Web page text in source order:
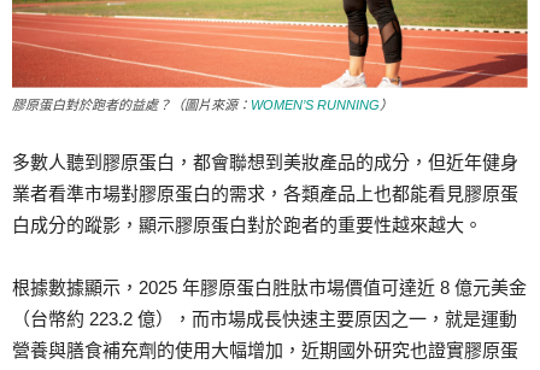
膠原蛋白對於跑者的益處？（圖片來源： WOMEN’S RUNNING ）
多數人聽到膠原蛋白，都會聯想到美妝產品的成分，但近年健身
業者看準市場對膠原蛋白的需求，各類產品上也都能看見膠原蛋
白成分的蹤影，顯示膠原蛋白對於跑者的重要性越來越大。
根據數據顯示， 2025 年膠原蛋白胜肽市場價值可達近 8 億元美金
（台幣約 223.2 億），而市場成長快速主要原因之一，就是運動
營養與膳食補充劑的使用大幅增加，近期國外研究也證實膠原蛋